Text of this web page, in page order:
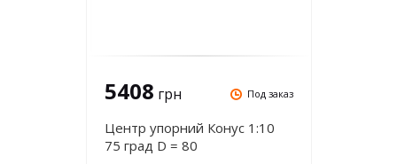
5408 грн Под заказ
Центр упорний Конус 1:10
75 град D = 80